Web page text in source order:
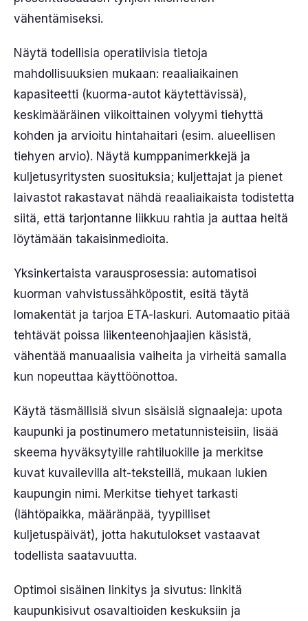
vähentämiseksi.
Näytä todellisia operatiivisia tietoja
mahdollisuuksien mukaan: reaaliaikainen
kapasiteetti (kuorma-autot käytettävissä),
keskimääräinen viikoittainen volyymi tiehyttä
kohden ja arvioitu hintahaitari (esim. alueellisen
tiehyen arvio). Näytä kumppanimerkkejä ja
kuljetusyritysten suosituksia; kuljettajat ja pienet
laivastot rakastavat nähdä reaaliaikaista todistetta
siitä, että tarjontanne liikkuu rahtia ja auttaa heitä
löytämään takaisinmedioita.
Yksinkertaista varausprosessia: automatisoi
kuorman vahvistussähköpostit, esitä täytä
lomakentät ja tarjoa ETA-laskuri. Automaatio pitää
tehtävät poissa liikenteenohjaajien käsistä,
vähentää manuaalisia vaiheita ja virheitä samalla
kun nopeuttaa käyttöönottoa.
Käytä täsmällisiä sivun sisäisiä signaaleja: upota
kaupunki ja postinumero metatunnisteisiin, lisää
skeema hyväksytyille rahtiluokille ja merkitse
kuvat kuvailevilla alt-teksteillä, mukaan lukien
kaupungin nimi. Merkitse tiehyet tarkasti
(lähtöpaikka, määränpää, tyypilliset
kuljetuspäivät), jotta hakutulokset vastaavat
todellista saatavuutta.
Optimoi sisäinen linkitys ja sivutus: linkitä
kaupunkisivut osavaltioiden keskuksiin ja